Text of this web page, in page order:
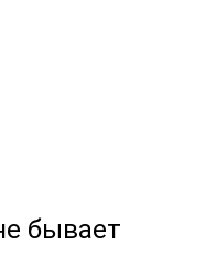
бывает